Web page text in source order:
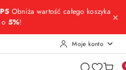
Obniża wartość całego koszyka
o 5%!
Moje konto